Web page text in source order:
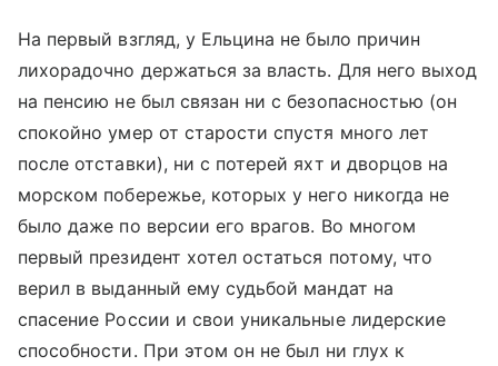
На первый взгляд, у Ельцина не было причин
лихорадочно держаться за власть. Для него выход
на пенсию не был связан ни с безопасностью (он
спокойно умер от старости спустя много лет
после отставки), ни с потерей яхт и дворцов на
морском побережье, которых у него никогда не
было даже по версии его врагов. Во многом
первый президент хотел остаться потому, что
верил в выданный ему судьбой мандат на
спасение России и свои уникальные лидерские
способности. При этом он не был ни глух к